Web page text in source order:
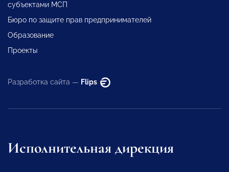
субъектами МСП
Бюро по защите прав предпринимателей
Образование
Проекты
Разработка сайта — Flips
Исполнительная дирекция